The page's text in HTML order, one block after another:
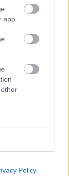
app.
Policy